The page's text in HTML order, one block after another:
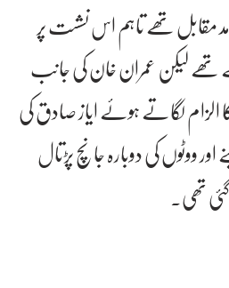
مقابل تھے تاہم اس نشست پر
لیکن عمران خان کی جانب
الزام لگاتے ہوئے ایاز صادق کی
ووٹوں کی دوبارہ جانچ پڑتال
تھی۔